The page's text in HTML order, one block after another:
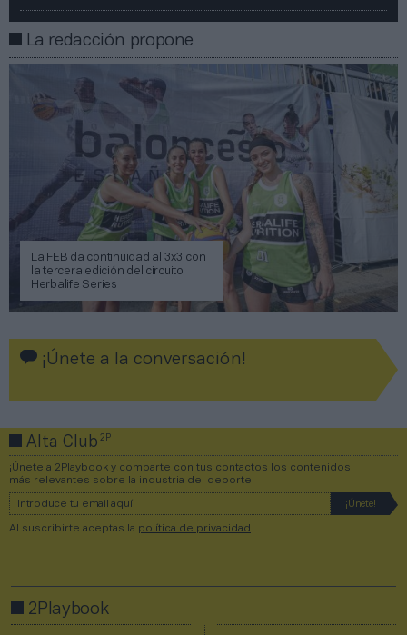
La redacción propone
La FEB da continuidad al 3x3 con
la tercera edición del circuito
Herbalife Series
¡Únete a la conversación!
Alta Club2P
¡Únete a 2Playbook y comparte con tus contactos los contenidos
más relevantes sobre la industria del deporte!
Al suscribirte aceptas la política de privacidad
2Playbook